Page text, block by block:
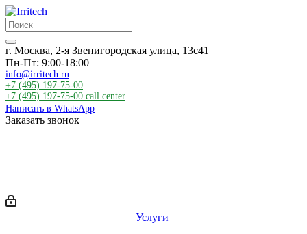
г. Москва, 2-я Звенигородская улица, 13с41
Пн-Пт: 9:00-18:00
info@irritech.ru
+7 (495) 197-75-00
+7 (495) 197-75-00 call center
Написать в WhatsApp
Заказать звонок
Услуги